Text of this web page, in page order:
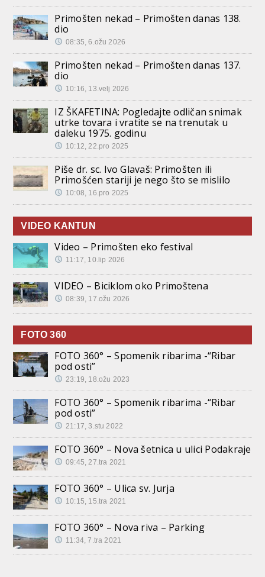
Primošten nekad – Primošten danas 138.
dio
08:35, 6.ožu 2026
Primošten nekad – Primošten danas 137.
dio
10:16, 13.velj 2026
IZ ŠKAFETINA: Pogledajte odličan snimak
utrke tovara i vratite se na trenutak u
daleku 1975. godinu
10:12, 22.pro 2025
Piše dr. sc. Ivo Glavaš: Primošten ili
Primošćen stariji je nego što se mislilo
10:08, 16.pro 2025
VIDEO KANTUN
Video – Primošten eko festival
11:17, 10.lip 2026
VIDEO – Biciklom oko Primoštena
08:39, 17.ožu 2026
FOTO 360
FOTO 360° – Spomenik ribarima -“Ribar
pod osti”
23:19, 18.ožu 2023
FOTO 360° – Spomenik ribarima -“Ribar
pod osti”
21:17, 3.stu 2022
FOTO 360° – Nova šetnica u ulici Podakraje
09:45, 27.tra 2021
FOTO 360° – Ulica sv. Jurja
10:15, 15.tra 2021
FOTO 360° – Nova riva – Parking
11:34, 7.tra 2021